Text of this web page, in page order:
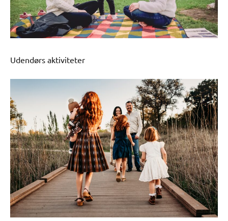
Udendørs aktiviteter